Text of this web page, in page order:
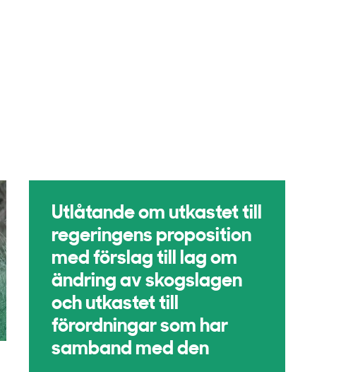
Utlåtande om utkastet till
regeringens proposition
med förslag till lag om
ändring av skogslagen
och utkastet till
förordningar som har
samband med den